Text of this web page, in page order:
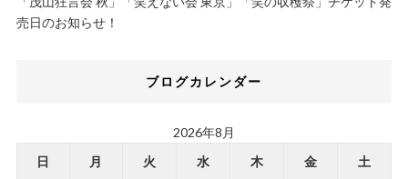
売日のお知らせ！
ブログカレンダー
2026年8月
日
月 火 水 木 金 土